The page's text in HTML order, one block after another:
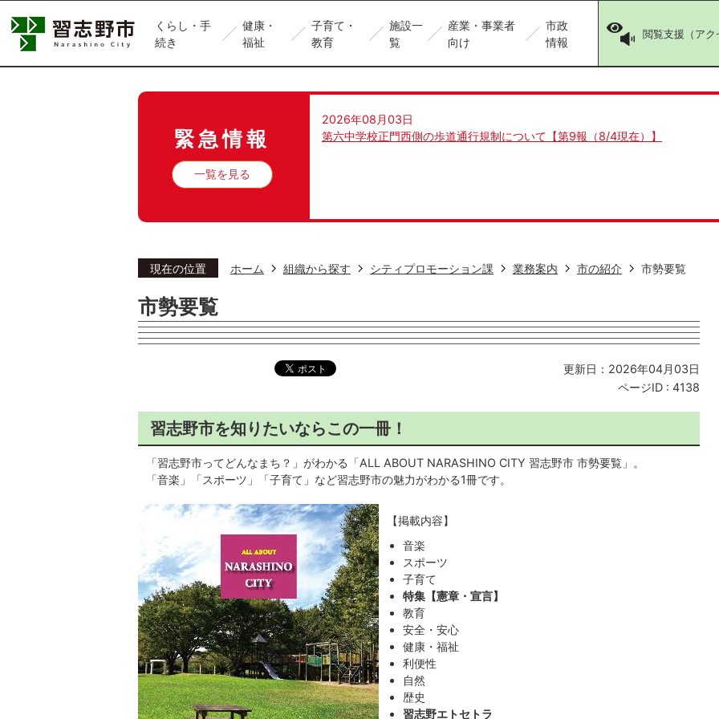
くらし・手
続き
健康・
福祉
子育て・
教育
施設一
覧
産業・事業者
向け
市政
情報
閲覧支援（ア
緊急情報
一覧を見る
2026年08月03日
第六中学校正門西側の歩道通行規制について【第9報（8/4現在）】
現在の位置 ホーム 組織から探す シティプロモーション課 業務案内 市の紹介 市勢要覧
市勢要覧
更新日：2026年04月03日
ページID : 4138
習志野市を知りたいならこの一冊！
「習志野市ってどんなまち？」がわかる「ALL ABOUT NARASHINO CITY 習志野市 市勢要覧」。
「音楽」「スポーツ」「子育て」など習志野市の魅力がわかる1冊です。
【掲載内容】
音楽
スポーツ
子育て
特集【憲章・宣言】
教育
安全・安心
健康・福祉
利便性
自然
歴史
習志野エトセトラ